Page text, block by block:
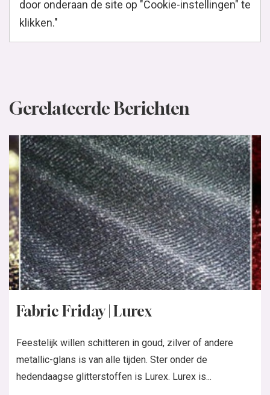
door onderaan de site op "Cookie-instellingen" te
klikken."
Gerelateerde Berichten
Fabric Friday | Lurex
Feestelijk willen schitteren in goud, zilver of andere
metallic-glans is van alle tijden. Ster onder de
hedendaagse glitterstoffen is Lurex. Lurex is...